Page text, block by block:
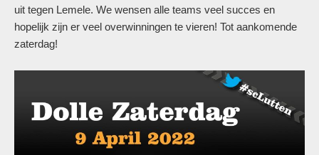
uit tegen Lemele. We wensen alle teams veel succes en
hopelijk zijn er veel overwinningen te vieren! Tot aankomende
zaterdag!